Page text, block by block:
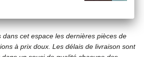
dans cet espace les dernières pièces de
à prix doux. Les délais de livraison sont